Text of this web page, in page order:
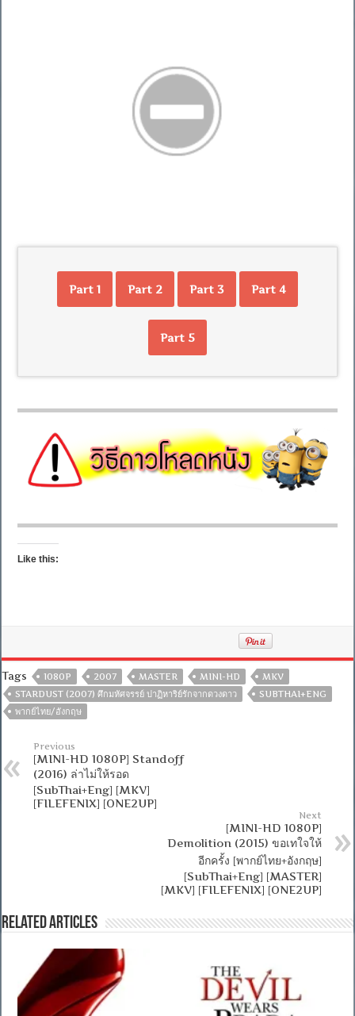
Part 1 Part 2 Part 3 Part 4
Part 5
Like this:
Tags 1080P 2007 MASTER MINI-HD
MKV
STARDUST (2007) ศึกมหัศจรรย์ ปาฏิหาริย์รักจากดวงดาว
SUBTHAI+ENG
พากย์ไทย/อังกฤษ
Previous
[MINI-HD 1080P] Standoff
(2016) ล่าไม่ให้รอด
[SubThai+Eng] [MKV]
[FILEFENIX] [ONE2UP]
Next
[MINI-HD 1080P]
Demolition (2015) ขอเทใจให้
อีกครั้ง [พากย์ไทย+อังกฤษ]
[SubThai+Eng] [MASTER]
[MKV] [FILEFENIX] [ONE2UP]
Related Articles